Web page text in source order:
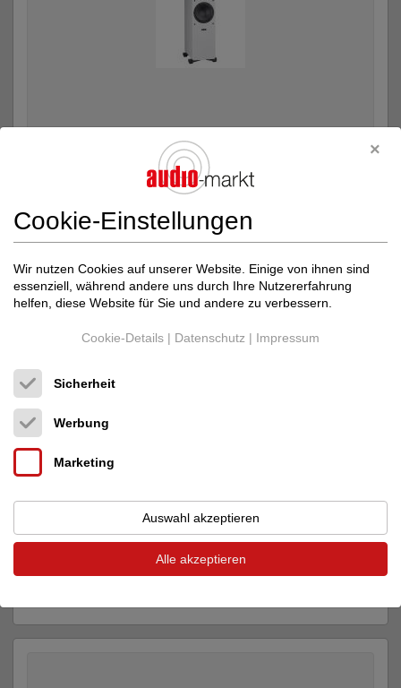
TESI 661- Gelegenheitskauf f...
Preis auf Anfrage
Indiana LineLIRA 6 - Neuer Stern am Himm...
Cookie-Einstellungen
Wir nutzen Cookies auf unserer Website. Einige von ihnen sind
essenziell, während andere uns durch Ihre Nutzererfahrung
helfen, diese Website für Sie und andere zu verbessern.
Cookie-Details | Datenschutz | Impressum
Sicherheit
Werbung
Marketing
Auswahl akzeptieren
Alle akzeptieren